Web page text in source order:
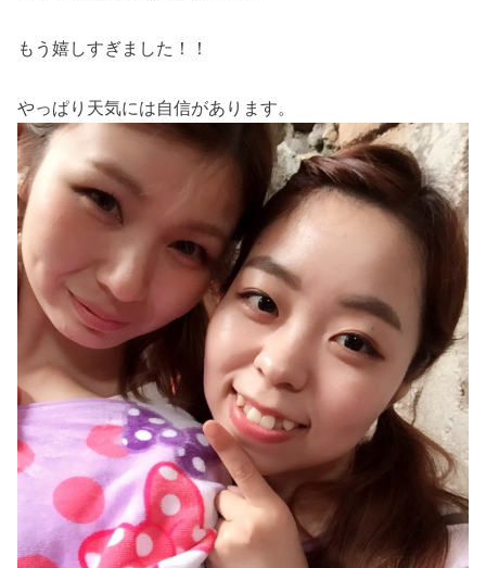
もう嬉しすぎました！！
やっぱり天気には自信があります。